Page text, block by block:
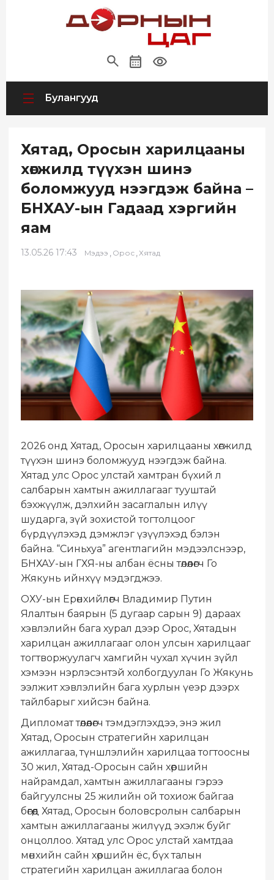
Булангууд
Хятад, Оросын харилцааны
хөгжилд түүхэн шинэ
боломжууд нээгдэж байна –
БНХАУ-ын Гадаад хэргийн
яам
13.05.26 17:43 Мэдээ , Орос , Хятад
2026 онд Хятад, Оросын харилцааны хөгжилд
түүхэн шинэ боломжууд нээгдэж байна.
Хятад улс Орос улстай хамтран бүхий л
салбарын хамтын ажиллагааг тууштай
бэхжүүлж, дэлхийн засаглалын илүү
шударга, зүй зохистой тогтолцоог
бүрдүүлэхэд дэмжлэг үзүүлэхэд бэлэн
байна. “Синьхуа” агентлагийн мэдээлснээр,
БНХАУ-ын ГХЯ-ны албан ёсны төлөөлөгч Го
Жякунь ийнхүү мэдэгджээ.
ОХУ-ын Ерөнхийлөгч Владимир Путин
Ялалтын баярын (5 дугаар сарын 9) дараах
хэвлэлийн бага хурал дээр Орос, Хятадын
харилцан ажиллагааг олон улсын харилцааг
тогтворжуулагч хамгийн чухал хүчин зүйл
хэмээн нэрлэсэнтэй холбогдуулан Го Жякунь
ээлжит хэвлэлийн бага хурлын үеэр дээрх
тайлбарыг хийсэн байна.
Дипломат төлөөлөгч тэмдэглэхдээ, энэ жил
Хятад, Оросын стратегийн харилцан
ажиллагаа, түншлэлийн харилцаа тогтоосны
30 жил, Хятад-Оросын сайн хөршийн
найрамдал, хамтын ажиллагааны гэрээ
байгуулсны 25 жилийн ой тохиож байгаа
бөгөөд Хятад, Оросын боловсролын салбарын
хамтын ажиллагааны жилүүд эхэлж буйг
онцоллоо. Хятад улс Орос улстай хамтдаа
мөнхийн сайн хөршийн ёс, бүх талын
стратегийн харилцан ажиллагаа болон